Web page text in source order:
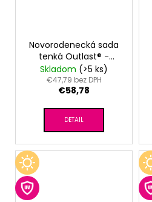
Novorodenecká sada
tenká Outlast® -
bledomodrá
Skladom (>5 ks)
€47,79 bez DPH
€58,78
DETAIL